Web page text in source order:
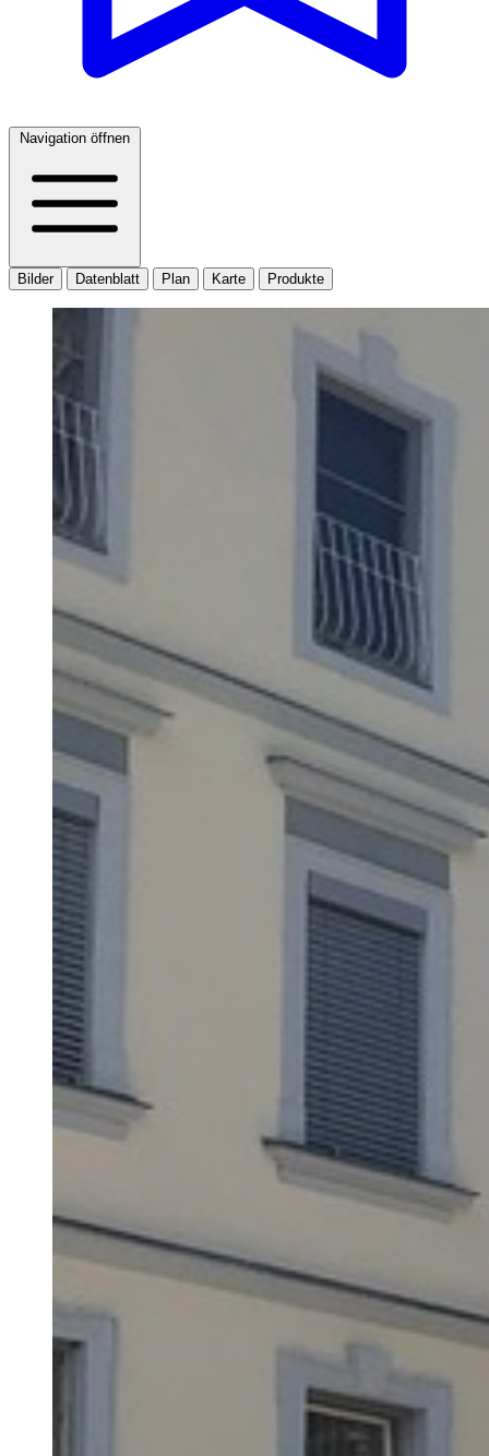
Navigation öffnen
Bilder Datenblatt Plan Karte Produkte